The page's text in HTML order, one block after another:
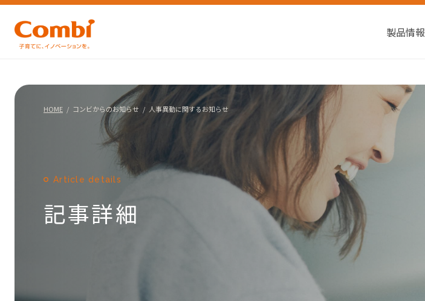
製品情報
HOME コンビからのお知らせ 人事異動に関するお知らせ
Article details
記事詳細